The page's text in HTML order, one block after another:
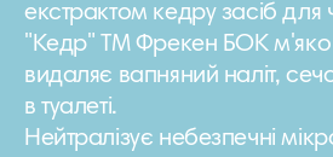
екстрактом кедру засіб для
"Кедр" ТМ Фрекен БОК м'яко
видаляє вапняний наліт,
в туалеті.
Нейтралізує небезпечні